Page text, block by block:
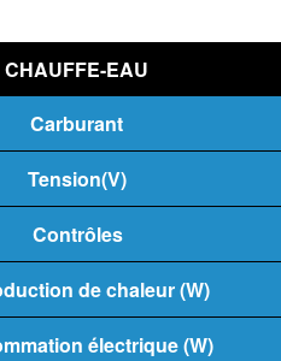
CHAUFFE-EAU
Carburant
Tension(V)
Contrôles
de chaleur (W)
électrique (W)